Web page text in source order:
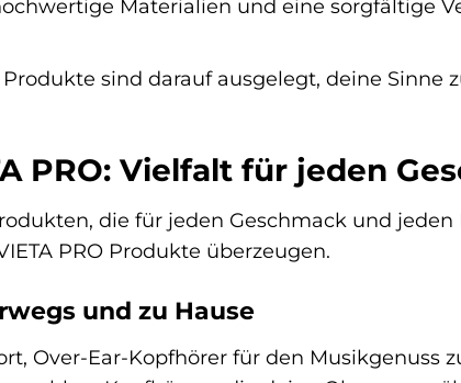
Materialien und eine sorgfältige
Produkte sind darauf ausgelegt, deine
PRO: Vielfalt für jeden
die für jeden Geschmack und
PRO Produkte überzeugen.
und zu Hause
Over-Ear-Kopfhörer für den Musikgenuss